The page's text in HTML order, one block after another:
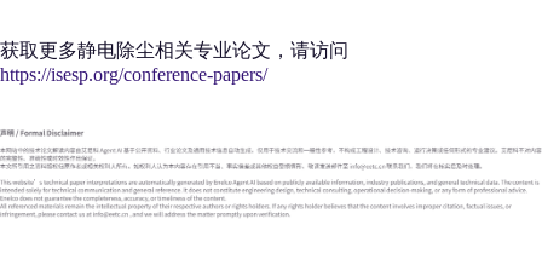
获取更多静电除尘相关专业论文，请访问
https://isesp.org/conference-papers/